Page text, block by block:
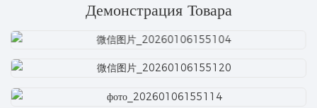
Демонстрация Товара